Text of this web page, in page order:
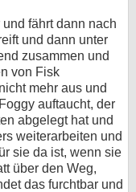
fährt dann nach
und dann unter
zusammen und
von Fisk
mehr aus und
auftaucht, der
abgelegt hat und
weiterarbeiten und
sie da ist, wenn sie
über den Weg,
das furchtbar und